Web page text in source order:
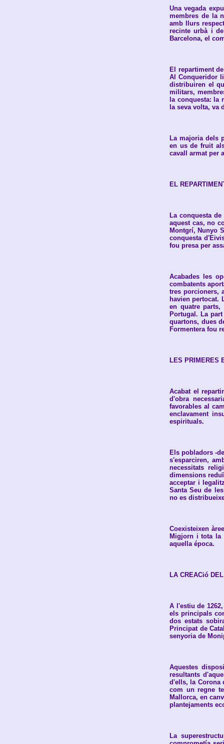
Una vegada
membres de la
amb llurs
recinte urbà i
Barcelona, el
El repartiment
Al Conqueridor
distribuiren el
militars,
la conquesta: la
la seva volta, va
La majoria dels
en us de fruit
cavall armat per
EL
La conquesta
aquest cas, no
Montgrí, Nunyo
conquesta
fou presa per
Acabades les
combatents
tres porcioners,
havien pertocat.
en quatre
Portugal. La
quartons, dues
Formentera fou
LES PRIMERES
Acabat el
d'obra
favorables al
enclavament
espirituals.
Els pobladors -
s'esparciren,
necessitats
dimensions
acceptar i
Santa Seu de
no es
Coexisteixen
Migjorn i tota la
aquella época.
LA CREACió
A l'estiu de
els principals
dos estats
Principat de
senyoria de
Aquestes
resultants
d'ells, la Corona
com un regne
Mallorca, en
plantejaments
La